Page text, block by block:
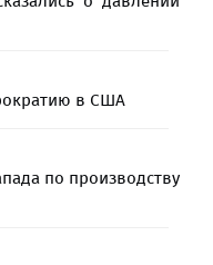
в США
по производству